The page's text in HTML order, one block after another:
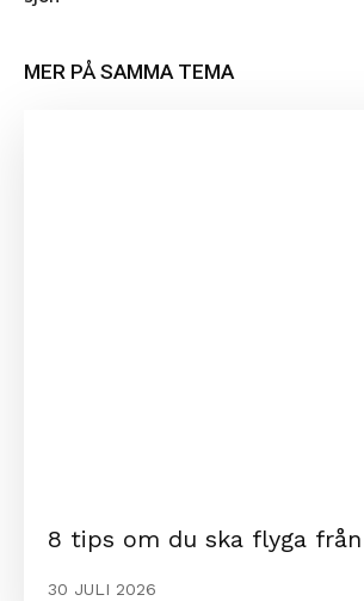
MER PÅ SAMMA TEMA
8 tips om du ska flyga
30 JULI 2026